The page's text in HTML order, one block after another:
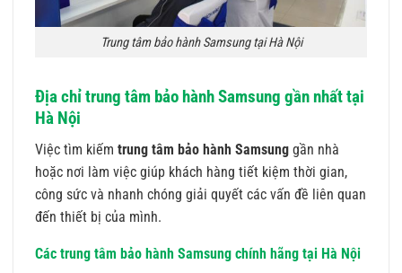
Trung tâm bảo hành Samsung tại Hà Nội
Địa chỉ trung tâm bảo hành Samsung gần nhất tại
Hà Nội
Việc tìm kiếm trung tâm bảo hành Samsung gần nhà
hoặc nơi làm việc giúp khách hàng tiết kiệm thời gian,
công sức và nhanh chóng giải quyết các vấn đề liên quan
đến thiết bị của mình.
Các trung tâm bảo hành Samsung chính hãng tại Hà Nội